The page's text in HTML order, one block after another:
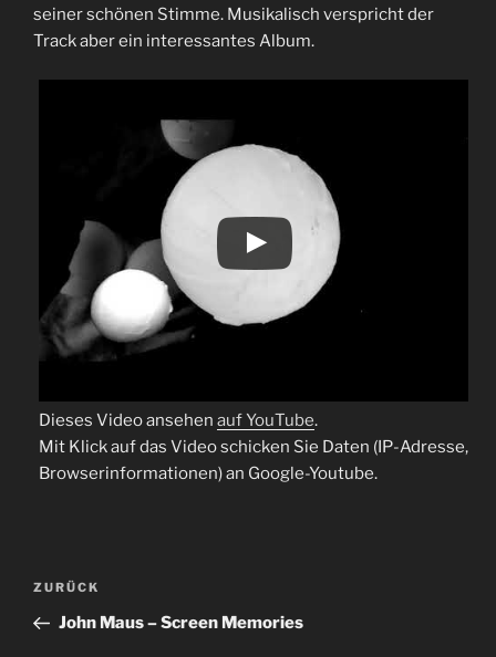
seiner schönen Stimme. Musikalisch verspricht der
Track aber ein interessantes Album.
Dieses Video ansehen auf YouTube.
Mit Klick auf das Video schicken Sie Daten (IP-Adresse,
Browserinformationen) an Google-Youtube.
Beitragsnavigation
Vorheriger
Beitrag
ZURÜCK
John Maus – Screen Memories